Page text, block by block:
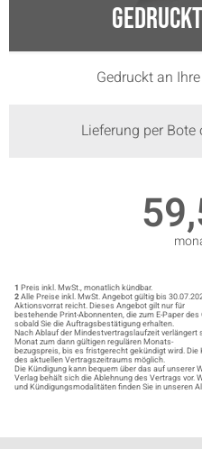
Gedruckt an
Lieferung per
1 Preis inkl. MwSt., monatlich kündbar.
2Alle Preise inkl. MwSt. Angebot gültig bis
Aktionsvorrat reicht. Dieses Angebot gilt nur für
bestehende Print-Abonnenten, die zum E-Paper
sobald Sie die Auftragsbestätigung erhalten.
Nach Ablauf der Mindestvertragslaufzeit
Monat zum dann gültigen regulären Monats-
bezugspreis, bis es fristgerecht gekündigt wird. Die
des aktuellen Vertragszeitraums möglich.
Die Kündigung kann bequem über das auf unserer
Verlag behält sich die Ablehnung des Vertrags vor.
und Kündigungsmodalitäten finden Sie in unseren